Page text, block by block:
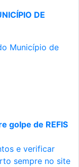
DE
Município de
golpe de REFIS
e verificar
sempre no site